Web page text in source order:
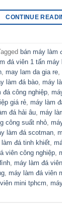
CONTINUE
bán máy làm
đá viên 1 tấn
may lam da gia re
làm đá bào máy
đá công nghiệp
giá rẻ máy làm
đá hải âu máy
công suất nhỏ
làm đá scotman
đá tinh khiết
viên công nghiệp
máy làm đá
máy làm đá viên
mini tphcm